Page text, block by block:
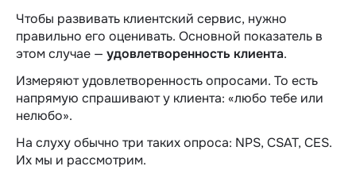
Чтобы развивать клиентский сервис, нужно
правильно его оценивать. Основной показатель в
этом случае — удовлетворенность клиента.
Измеряют удовлетворенность опросами. То есть
напрямую спрашивают у клиента: «‎любо тебе или
нелюбо».
На слуху обычно три таких опроса: NPS, CSAT, CES.
Их мы и рассмотрим.